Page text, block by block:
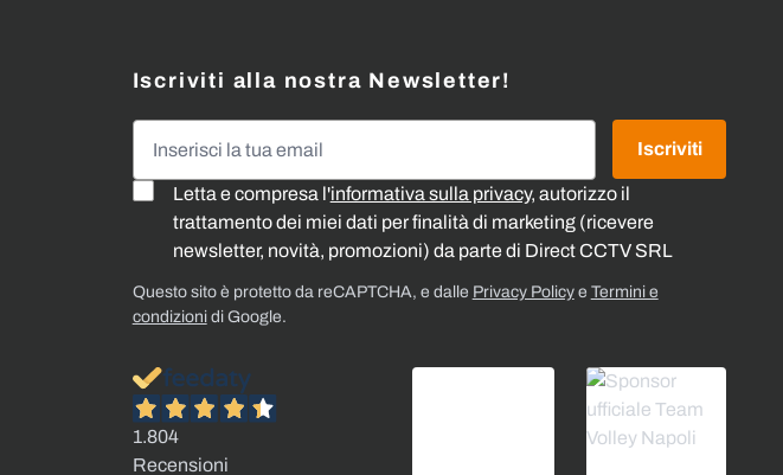
Iscriviti alla nostra Newsletter!
Letta e compresa l'informativa sulla privacy, autorizzo il
trattamento dei miei dati per finalità di marketing (ricevere
newsletter, novità, promozioni) da parte di Direct CCTV SRL
Iscriviti
Questo sito è protetto da reCAPTCHA, e dalle Privacy Policye Termini e
condizionidi Google.
1.804
Recensioni